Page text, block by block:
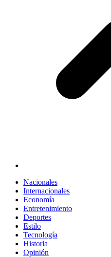
Nacionales
Internacionales
Economía
Entretenimiento
Deportes
Estilo
Tecnología
Historia
Opinión